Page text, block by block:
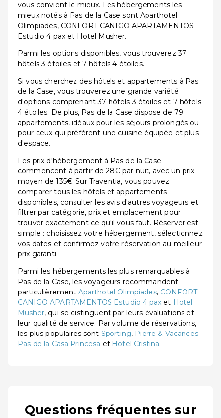
vous convient le mieux. Les hébergements les
mieux notés à Pas de la Case sont Aparthotel
Olimpiades, CONFORT CANIGO APARTAMENTOS
Estudio 4 pax et Hotel Musher.
Parmi les options disponibles, vous trouverez 37
hôtels 3 étoiles et 7 hôtels 4 étoiles.
Si vous cherchez des hôtels et appartements à Pas
de la Case, vous trouverez une grande variété
d'options comprenant 37 hôtels 3 étoiles et 7 hôtels
4 étoiles. De plus, Pas de la Case dispose de 79
appartements, idéaux pour les séjours prolongés ou
pour ceux qui préfèrent une cuisine équipée et plus
d'espace.
Les prix d'hébergement à Pas de la Case
commencent à partir de 28€ par nuit, avec un prix
moyen de 135€. Sur Traventia, vous pouvez
comparer tous les hôtels et appartements
disponibles, consulter les avis d'autres voyageurs et
filtrer par catégorie, prix et emplacement pour
trouver exactement ce qu'il vous faut. Réserver est
simple : choisissez votre hébergement, sélectionnez
vos dates et confirmez votre réservation au meilleur
prix garanti.
Parmi les hébergements les plus remarquables à
Pas de la Case, les voyageurs recommandent
particulièrement Aparthotel Olimpiades, CONFORT
CANIGO APARTAMENTOS Estudio 4 paxet Hotel
Musher, qui se distinguent par leurs évaluations et
leur qualité de service. Par volume de réservations,
les plus populaires sont Sporting, Pierre & Vacances
Pas de la Casa Princesa et Hotel Cristina.
Questions fréquentes sur